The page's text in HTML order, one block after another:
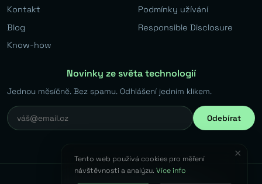
Kontakt
Blog
Know-how
Podmínky užívání
Responsible Disclosure
Novinky ze světa technologií
Jednou měsíčně. Bez spamu. Odhlášení jedním klikem.
Odebírat
✕
Tento web používá cookies pro měření
návštěvnosti a analýzu.Více info